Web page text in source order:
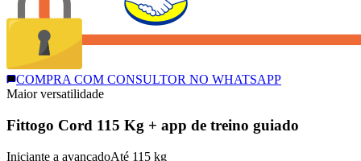
COMPRA COM CONSULTOR NO WHATSAPP
Maior versatilidade
Fittogo Cord 115 Kg + app de treino guiado
Iniciante a avançadoAté 115 kg